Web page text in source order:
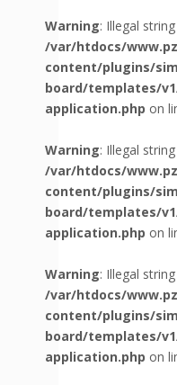
Warning: Illegal
/var/htdocs/
content/plugins/
board/templates/
application.php on
Warning: Illegal
/var/htdocs/
content/plugins/
board/templates/
application.php on
Warning: Illegal
/var/htdocs/
content/plugins/
board/templates/
application.php on